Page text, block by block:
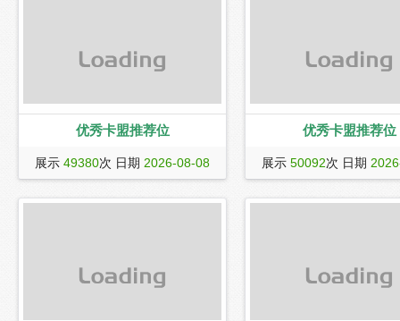
敬的数字产业系统类型团队，打造全国
优秀卡盟推荐位
展示 49380次 日期 2026-08-08
优秀卡盟推荐位
dsadsadsadsa
展示 50092次 日期